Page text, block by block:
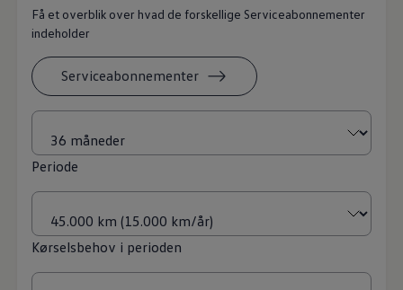
Få et overblik over hvad de forskellige Serviceabonnementer
indeholder
Serviceabonnementer
Periode
Kørselsbehov i perioden